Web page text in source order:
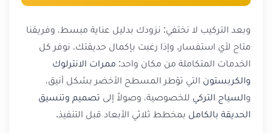
وبعد التركيب لا نختفي: نزودك بدليل عناية مبسط، وفريقنا
متاح لأي استفسار. وإذا رغبت بإكمال حديقتك، نوفر كل
الخدمات المتكاملة من مكان واحد: ممرات الانترلوك
والكربستون التي تؤطر المسطح الأخضر بشكل أنيق،
والسياج التركي للخصوصية، وصولاً إلى تصميم وتنسيق
الحديقة بالكامل بمخطط ثلاثي الأبعاد قبل التنفيذ.